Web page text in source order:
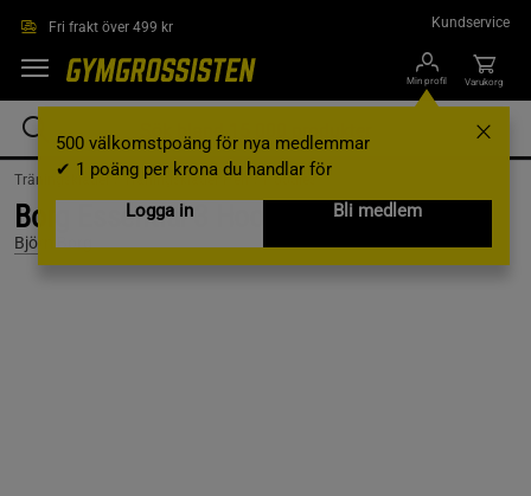
Fri frakt över 499 kr Kundservice
Min profil
500 välkomstpoäng för nya medlemmar
✔ 1 poäng per krona du handlar för
Logga in
Bli medlem
Varukorg
Träningskläder / Träningskläder Herr /Hoodies
Borg Essential 3 Hoodie, Slate Gray, L
Björn Borg